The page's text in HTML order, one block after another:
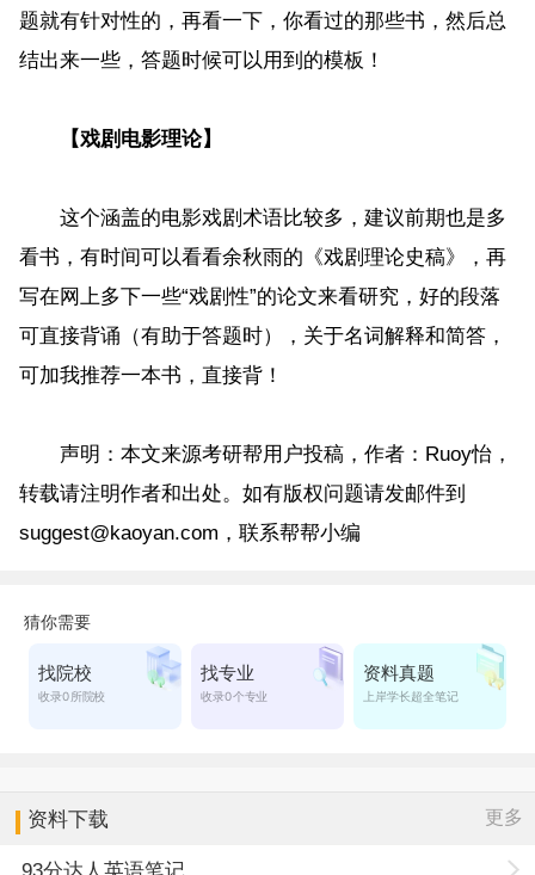
题就有针对性的，再看一下，你看过的那些书，然后总
结出来一些，答题时候可以用到的模板！
【戏剧电影理论】
这个涵盖的电影戏剧术语比较多，建议前期也是多
看书，有时间可以看看余秋雨的《戏剧理论史稿》，再
写在网上多下一些“戏剧性”的论文来看研究，好的段落
可直接背诵（有助于答题时），关于名词解释和简答，
可加我推荐一本书，直接背！
声明：本文来源考研帮用户投稿，作者：Ruoy怡，
转载请注明作者和出处。如有版权问题请发邮件到
suggest@kaoyan.com，联系帮帮小编
资料下载 更多